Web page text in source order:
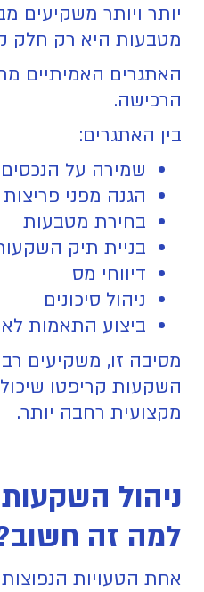
יותר ויותר משקיעים
מטבעות היא רק חלק
האתגרים האמיתיים
הרכישה.
בין האתגרים:
שמירה על הנכסים
הגנה מפני פריצות
בחירת מטבעות
בניית תיק
דיווחי מס
ניהול סיכונים
ביצוע התאמות
מסיבה זו, משקיעים
השקעות קריפטו
מקצועית רחבה יותר.
ניהול
למה זה
אחת הטעויות